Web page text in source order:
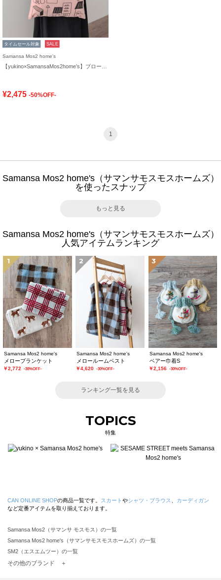
タイムセール対象 SALE
Samansa Mos2 home's
¥2,475 -50%OFF-
1
Samansa Mos2 home's（サマンサモスモスホームズ）
を使ったスナップ
もっと見る
Samansa Mos2 home's（サマンサモスモスホームズ）
人気アイテムランキング
1
Samansa Mos2 home's
メローブランケット
￥2,772 -30%OFF-
2
Samansa Mos2 home's
メロールームベスト
￥4,620 -30%OFF-
3
Samansa Mos2 home's
ベアー巾着S
￥2,156 -30%OFF-
ランキング一覧を見る
TOPICS
特集
CAN ONLINE SHOPの商品一覧です。 スカート やシャツ・ブラウス
カーディガン
など定番アイテムを取り揃えております。
Samansa Mos2（サマンサ モスモス）の一覧
Samansa Mos2 home's（サマンサモスモスホームズ）の一覧
SM2（エスエムツー）の一覧
TSUHARU by Samansa Mos2（ツハルバイサマンサモスモス）の一覧
その他のブランド ＋